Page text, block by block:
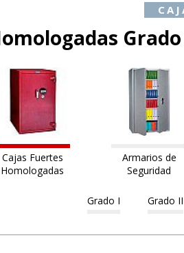
Cajas Fuertes
Homologadas
Armarios de
Seguridad
Grado I Grado II